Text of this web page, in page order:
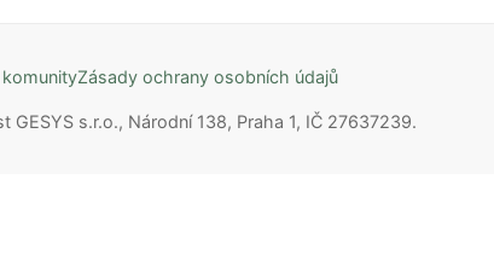
komunityZásady ochrany osobních údajů
s.r.o., Národní 138, Praha 1, IČ 27637239.